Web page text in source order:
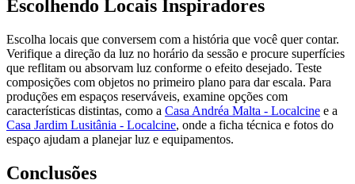
Escolhendo Locais Inspiradores
Escolha locais que conversem com a história que você quer contar.
Verifique a direção da luz no horário da sessão e procure superfícies
que reflitam ou absorvam luz conforme o efeito desejado. Teste
composições com objetos no primeiro plano para dar escala. Para
produções em espaços reserváveis, examine opções com
características distintas, como a Casa Andréa Malta - Localcine e a
Casa Jardim Lusitânia - Localcine, onde a ficha técnica e fotos do
espaço ajudam a planejar luz e equipamentos.
Conclusões